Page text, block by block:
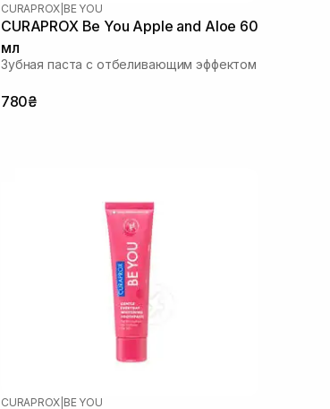
CURAPROX BE YOU
CURAPROX Be You Apple and Aloe 60
мл
Зубная паста с отбеливающим эффектом
780₴
CURAPROX BE YOU